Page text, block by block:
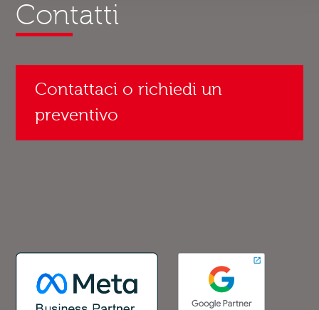
Contatti
Contattaci o richiedi un
preventivo